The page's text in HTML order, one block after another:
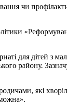
чи
для дітей з
району.
які